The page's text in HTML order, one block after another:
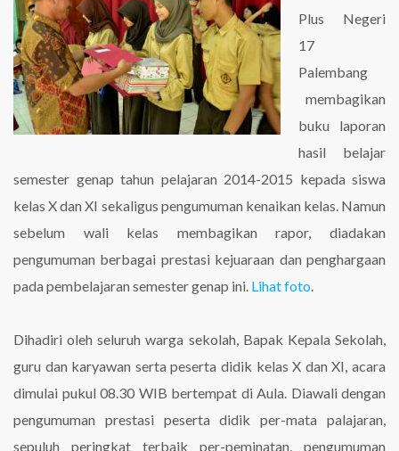
2014-
2015
Plus Negeri
17
Palembang
membagikan
buku laporan
hasil belajar
semester genap tahun pelajaran 2014-2015 kepada siswa
kelas X dan XI sekaligus pengumuman kenaikan kelas. Namun
sebelum wali kelas membagikan rapor, diadakan
pengumuman berbagai prestasi kejuaraan dan penghargaan
pada pembelajaran semester genap ini. Lihat foto.
Dihadiri oleh seluruh warga sekolah, Bapak Kepala Sekolah,
guru dan karyawan serta peserta didik kelas X dan XI, acara
dimulai pukul 08.30 WIB bertempat di Aula. Diawali dengan
pengumuman prestasi peserta didik per-mata palajaran,
sepuluh peringkat terbaik per-peminatan, pengumuman